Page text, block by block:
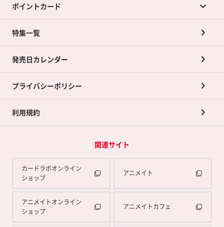
店舗買取について
ネット買取について
買取承諾書について
ポイントカード
ポイントカードTOP
ポイント交換景品
特集一覧
発売日カレンダー
プライバシーポリシー
利用規約
関連サイト
カードラボオンライン
ショップ
アニメイト
アニメイトオンライン
ショップ
アニメイトカフェ